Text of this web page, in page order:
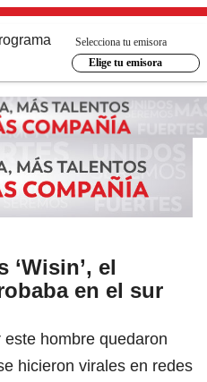
Selecciona tu emisora
Elige tu emisora
‘Wisin’, el
en el sur
hombre quedaron
hicieron virales en redes